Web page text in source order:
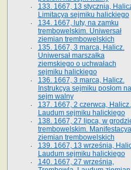
133. 1667, 13 stycznia,
Limitacya sejmiku halickiego
134. 1667, luty, na zamku
trembowelskim. Uniwersał
ziemian trembowelskich
135. 1667, 3 marca, Halicz.
Uniwersał marszałka
ziemskiego o uchwałach
sejmiku halickiego
136. 1667, 3 marca, Halicz.
Instrukcya sejmiku posłom na
sejm walny
137. 1667, 2 czerwca, Halicz.
Laudum sejmiku halickiego
138. 1667, 27 lipca, w
trembowelskim. Manifestacya
ziemian trembowelskich
139. 1667, 13 września,
Laudum sejmiku halickiego
140. 1667, 27 września,